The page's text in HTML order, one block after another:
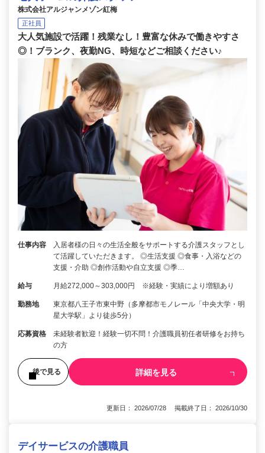
株式会社アルジャンメゾン紅梅
正社員
大人気施設で活躍！残業なし！豊富な休みで働きやすさ
◎！ブランク、夜勤NG、時短などご相談ください♪
仕事内容
入居者様の日々の生活全般をサポートする介護スタッフとし
て活躍していただきます。 ◎生活支援 ◎食事・入浴などの
支援・介助 ◎創作活動や自立支援 ◎季…
給与 月給272,000～303,000円 ※経験・実績により増額あり
勤務地
東京都八王子市東中野（多摩都市モノレール「中央大学・明
星大学駅」より徒歩5分）
応募資格
未経験者歓迎！経験一切不問！介護職員初任者研修をお持ち
の方
後で見る 詳細を見る
更新日： 2026/07/28 掲載終了日： 2026/10/30
デイサービスの介護職員